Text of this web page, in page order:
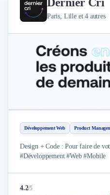
Désinfection & décontamination
Nettoyage & MénageParis, Lille et 4 autres
Développement Web Product
Design + Code : Pour faire de
#Développement #Web #Mobile
4.2/5